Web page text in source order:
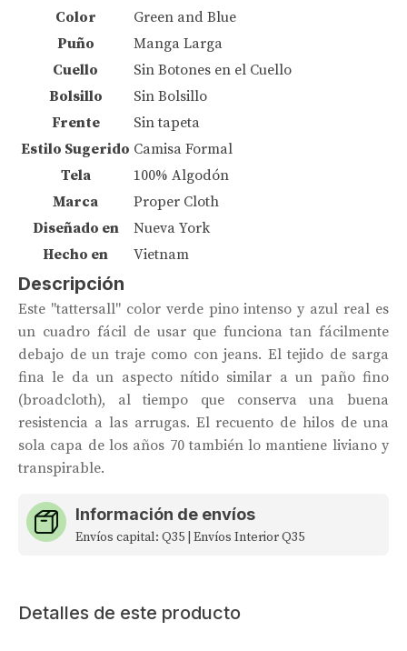
Color
Green and Blue
Puño
Manga Larga
Cuello
Sin Botones en el Cuello
Bolsillo
Sin Bolsillo
Frente
Sin tapeta
Estilo Sugerido Camisa Formal
Tela
100% Algodón
Marca
Proper Cloth
Diseñado en
Nueva York
Hecho en
Vietnam
Descripción
Este "tattersall" color verde pino intenso y azul real es
un cuadro fácil de usar que funciona tan fácilmente
debajo de un traje como con jeans. El tejido de sarga
fina le da un aspecto nítido similar a un paño fino
(broadcloth), al tiempo que conserva una buena
resistencia a las arrugas. El recuento de hilos de una
sola capa de los años 70 también lo mantiene liviano y
transpirable.
Información de envíos
Envíos capital: Q35 | Envíos Interior Q35
Detalles de este producto